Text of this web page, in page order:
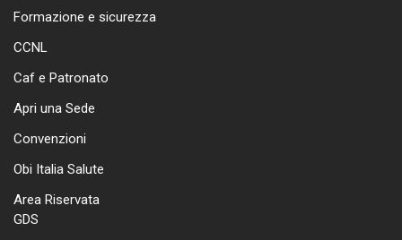
Formazione e sicurezza
CCNL
Caf e Patronato
Apri una Sede
Convenzioni
Obi Italia Salute
Area Riservata
GDS